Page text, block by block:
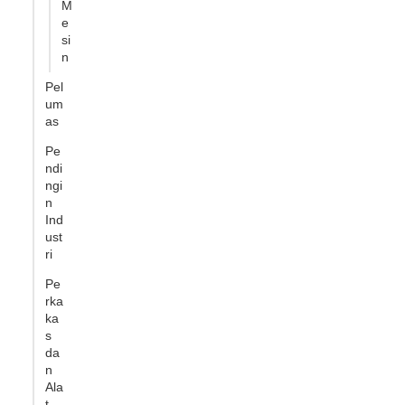
M
e
si
n
Pel
um
as
Pe
ndi
ngi
n
Ind
ust
ri
Pe
rka
ka
s
da
n
Ala